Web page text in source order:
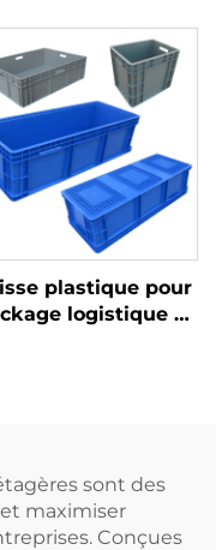
une logistique et
stockage efficaces
plastique pour
logistique et
sont des
maximiser
Conçues